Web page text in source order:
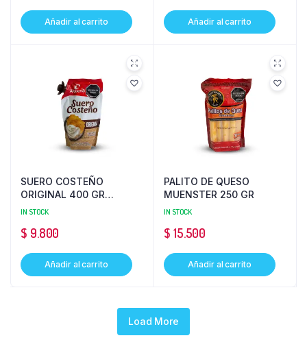
Añadir al carrito Añadir al carrito
SUERO COSTEÑO
ORIGINAL 400 GR
ALQUERIA
IN STOCK
$ 9.800
Añadir al carrito
PALITO DE QUESO
MUENSTER 250 GR
IN STOCK
$ 15.500
Añadir al carrito
Load More